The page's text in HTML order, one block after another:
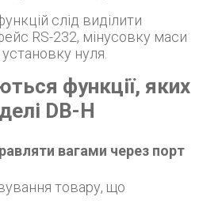
RS-232, мінусовку маси
нуля.
функції, яких
DB-H
вагами через порт
товару, що